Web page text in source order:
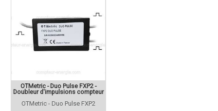
OTMetric - Duo Pulse FXP2 -
Doubleur d'impulsions compteur
OTMetric - Duo Pulse FXP2